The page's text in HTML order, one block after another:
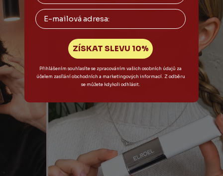
Email
ZÍSKAT SLEVU 10%
Přihlášením souhlasíte se zpracováním vašich osobních údajů za
účelem zasílání obchodních a marketingových informací. Z odběru
se můžete kdykoli odhlásit.